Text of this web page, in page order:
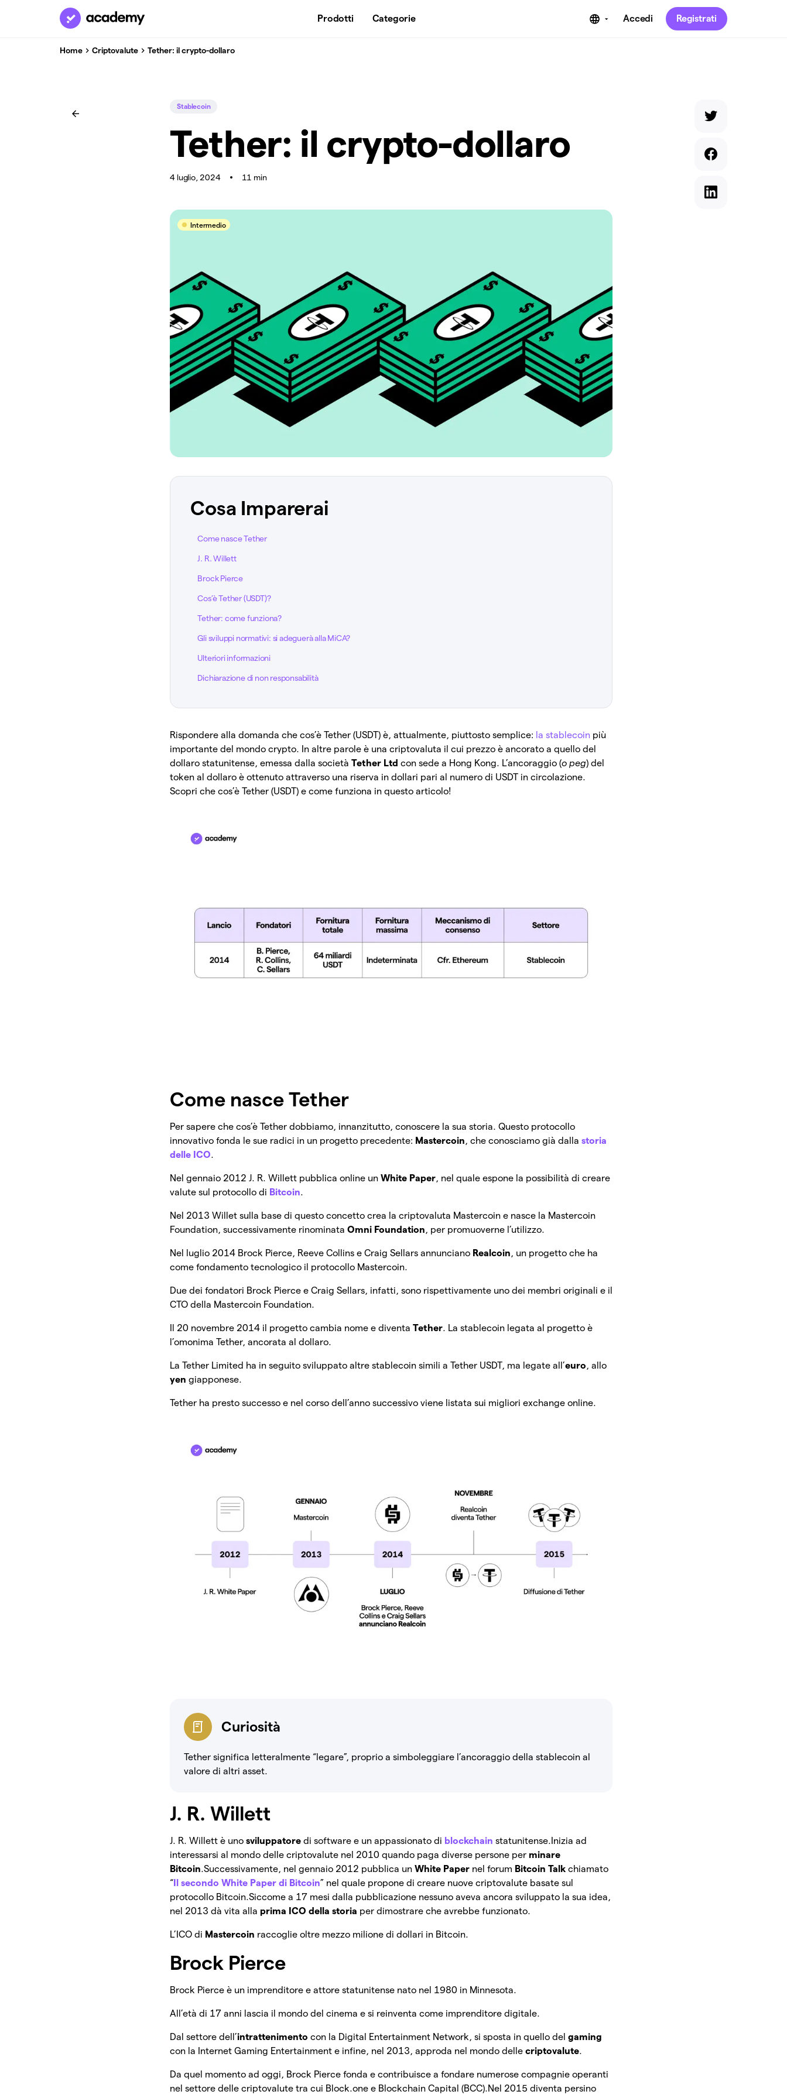
Prodotti Categorie Accedi Registrati
Home Criptovalute Tether: il crypto-dollaro
Stablecoin
Tether: il crypto-dollaro
4 luglio, 2024 11 min
Intermedio
Cosa Imparerai
Come nasce Tether
J. R. Willett
Brock Pierce
Cos’è Tether (USDT)?
Tether: come funziona?
Gli sviluppi normativi: si adeguerà alla MiCA?
Ulteriori informazioni
Dichiarazione di non responsabilità
Rispondere alla domanda che cos’è Tether (USDT) è, attualmente, piuttosto semplice: la stablecoin più
importante del mondo crypto. In altre parole è una criptovaluta il cui prezzo è ancorato a quello del
dollaro statunitense, emessa dalla societàTether Ltd con sede a Hong Kong. L’ancoraggio (o peg) del
token al dollaro è ottenuto attraverso una riserva in dollari pari al numero di USDT in circolazione.
Scopri che cos’è Tether (USDT) e come funziona in questo articolo!
Come nasce Tether
Per sapere che cos’è Tether dobbiamo, innanzitutto, conoscere la sua storia. Questo protocollo
innovativo fonda le sue radici in un progetto precedente: Mastercoin, che conosciamo già dallastoria
delle ICO.
Nel gennaio 2012 J. R. Willett pubblica online unWhite Paper, nel quale espone la possibilità di creare
valute sul protocollo di Bitcoin.
Nel 2013 Willet sulla base di questo concetto crea la criptovaluta Mastercoin e nasce la Mastercoin
Foundation, successivamente rinominata Omni Foundation, per promuoverne l’utilizzo.
Nel luglio 2014 Brock Pierce, Reeve Collins e Craig Sellars annunciano Realcoin, un progetto che ha
come fondamento tecnologico il protocollo Mastercoin.
Due dei fondatori Brock Pierce e Craig Sellars, infatti, sono rispettivamente uno dei membri originali e il
CTO della Mastercoin Foundation.
Il 20 novembre 2014 il progetto cambia nome e diventaTether. La stablecoin legata al progetto è
l’omonima Tether, ancorata al dollaro.
La Tether Limited ha in seguito sviluppato altre stablecoin simili a Tether USDT, ma legate all’euro, allo
yengiapponese.
Tether ha presto successo e nel corso dell’anno successivo viene listata sui migliori exchange online.
Curiosità
Tether significa letteralmente “legare”, proprio a simboleggiare l’ancoraggio della stablecoin al
valore di altri asset.
J. R. Willett
J. R. Willett è unosviluppatoredi software e un appassionato di blockchain statunitense. Inizia ad
interessarsi al mondo delle criptovalute nel 2010 quando paga diverse persone per minare
Bitcoin.Successivamente, nel gennaio 2012 pubblica unWhite Paper nel forum Bitcoin Talkchiamato
“ Il secondo White Paper di Bitcoin” nel quale propone di creare nuove criptovalute basate sul
protocollo Bitcoin.Siccome a 17 mesi dalla pubblicazione nessuno aveva ancora sviluppato la sua idea,
nel 2013 dà vita alla prima ICO della storia per dimostrare che avrebbe funzionato.
L’ICO di Mastercoin raccoglie oltre mezzo milione di dollari in Bitcoin.
Brock Pierce
Brock Pierce è un imprenditore e attore statunitense nato nel 1980 in Minnesota.
All’età di 17 anni lascia il mondo del cinema e si reinventa come imprenditore digitale.
Dal settore dell’intrattenimento con la Digital Entertainment Network, si sposta in quello delgaming
con la Internet Gaming Entertainment e infine, nel 2013, approda nel mondo dellecriptovalute.
Da quel momento ad oggi, Brock Pierce fonda e contribuisce a fondare numerose compagnie operanti
nel settore delle criptovalute tra cui Block.one e Blockchain Capital (BCC).Nel 2015 diventa persino